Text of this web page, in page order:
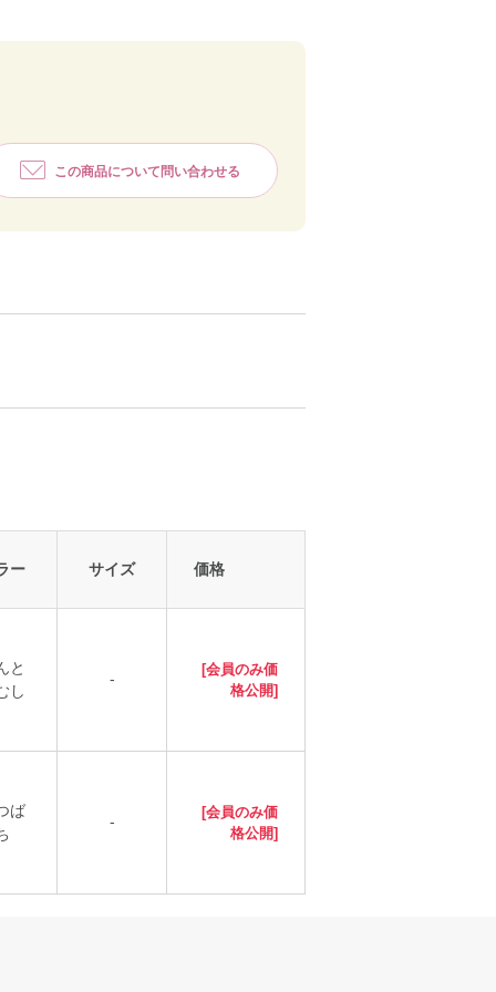
この商品について問い合わせる
ー サイズ 価格
と
し
-
[会員のみ価
格公開]
ば
-
[会員のみ価
格公開]